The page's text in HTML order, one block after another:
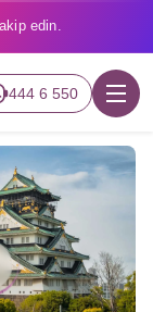
edin.
444 6 550